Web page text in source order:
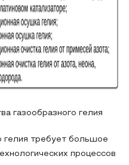
газообразного гелия
гелия требует большое
процессов